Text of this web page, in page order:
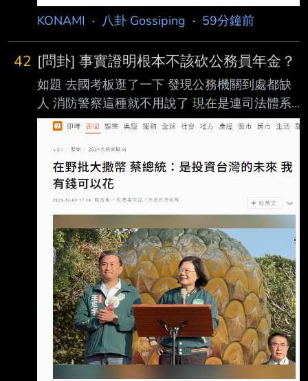
KONAMI · 八卦 Gossiping · 59分鐘前
42 [問卦] 事實證明根本不該砍公務員年金？
如題 去國考板逛了一下 發現公務機關到處都缺
人 消防警察這種就不用說了 現在是連司法體系
也開始爆開 是不是證明公務員退休金不該砍 都
大？ 有沒有八卦？ -- 非洲一堆窮國家也還能運
作啊 但你想變成那樣嗎？ 另案討論沒差 但不加
錢反而扣錢誘因不就更小了嗎？ 其中一個因素
啊 其他都很爛，連最後的福利也不給 那不是更
慘嗎？ 已經砍了快十年了 公務員報考人數連年
下滑耶= = 事實不就證明砍退休金對公務體系沒
幫助嗎